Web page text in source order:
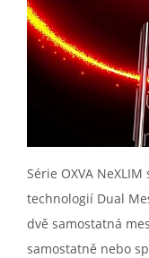
Série OXVA
technologií Dual
dvě samostatná
samostatně nebo